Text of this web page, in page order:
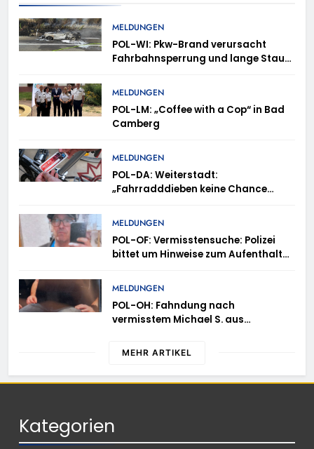
MELDUNGEN
POL-WI: Pkw-Brand verursacht
Fahrbahnsperrung und lange Staus
MELDUNGEN
POL-LM: „Coffee with a Cop“ in Bad
Camberg
MELDUNGEN
POL-DA: Weiterstadt:
„Fahrradddieben keine Chance
Anmeldung erforderlich
MELDUNGEN
POL-OF: Vermisstensuche: Polizei
bittet um Hinweise zum Aufenthalt
MELDUNGEN
POL-OH: Fahndung nach
vermisstem Michael S. aus
MEHR ARTIKEL
Kategorien